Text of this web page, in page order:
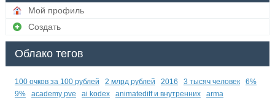
Мой профиль
Создать
Облако тегов
100 очков за 100 рублей 2 млрд рублей 2016 3 тысяч человек
6%
9%
academy pve ai kodex animatediff и внутренних arma